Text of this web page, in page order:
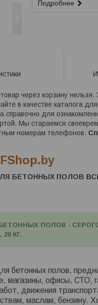
Подробнее
через корзину нельзя.
в качестве каталога
для
Мы стараемся
номерам телефонов.
БЕТОННЫХ ПОЛОВ
ПОЛОВ -
КГ.
бетонных полов,
магазины, офисы, СТО,
движения
маслам, бензину.